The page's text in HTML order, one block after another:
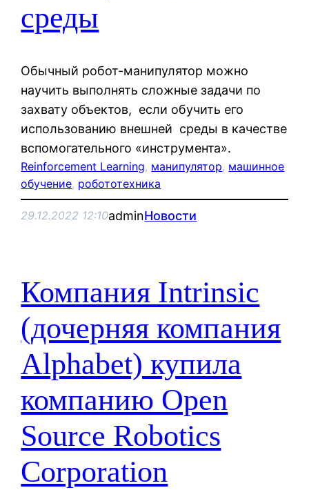
среды
Обычный робот-манипулятор можно
научить выполнять сложные задачи по
захвату объектов, если обучить его
использованию внешней среды в качестве
вспомогательного «инструмента».
Reinforcement Learning, манипулятор, машинное
обучение, робототехника
29.12.2022 12:10adminНовости
Компания Intrinsic
(дочерняя компания
Alphabet) купила
компанию Open
Source Robotics
Corporation